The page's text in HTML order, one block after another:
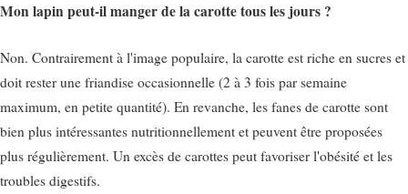
Mon lapin peut-il manger de la carotte tous les jours ?
Non. Contrairement à l'image populaire, la carotte est riche en sucres et
doit rester une friandise occasionnelle (2 à 3 fois par semaine
maximum, en petite quantité). En revanche, les fanes de carotte sont
bien plus intéressantes nutritionnellement et peuvent être proposées
plus régulièrement. Un excès de carottes peut favoriser l'obésité et les
troubles digestifs.